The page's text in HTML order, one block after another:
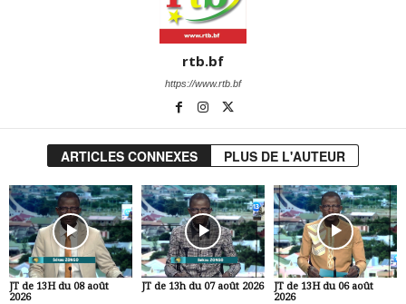
rtb.bf
https://www.rtb.bf
ARTICLES CONNEXES PLUS DE L'AUTEUR
JT de 13H du 08 août
2026
JT de 13h du 07 août 2026
JT de 13H du 06 août
2026